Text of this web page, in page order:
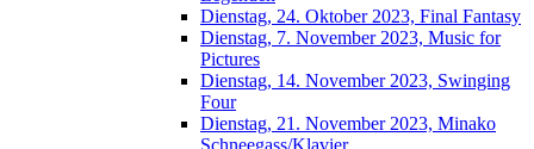
Dienstag, 24. Oktober 2023, Final Fantasy
Dienstag, 7. November 2023, Music for
Pictures
Dienstag, 14. November 2023, Swinging
Four
Dienstag, 21. November 2023, Minako
Schneegass/Klavier